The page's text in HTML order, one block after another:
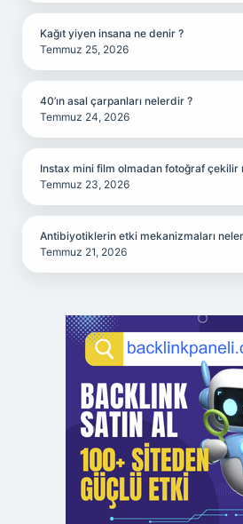
Kağıt yiyen insana ne denir ?
Temmuz 25, 2026
40’ın asal çarpanları nelerdir ?
Temmuz 24, 2026
Instax mini film olmadan fotoğraf çekilir
Temmuz 23, 2026
Antibiyotiklerin etki mekanizmaları
Temmuz 21, 2026